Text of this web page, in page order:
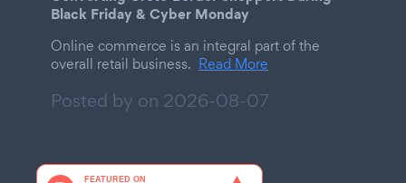
Black Friday & Cyber Monday
Online commerce is an integral part of the
overall retail business. Read More
Posted by on 2026-08-07